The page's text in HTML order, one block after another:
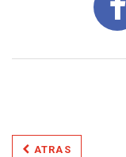
ATRAS